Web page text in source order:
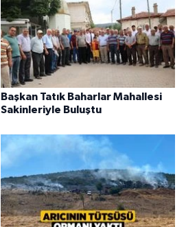
Başkan Tatık Baharlar Mahallesi
Sakinleriyle Buluştu